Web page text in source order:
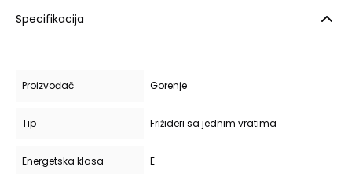
Specifikacija
Proizvođač Gorenje
Tip Frižideri sa jednim vratima
Energetska klasa E